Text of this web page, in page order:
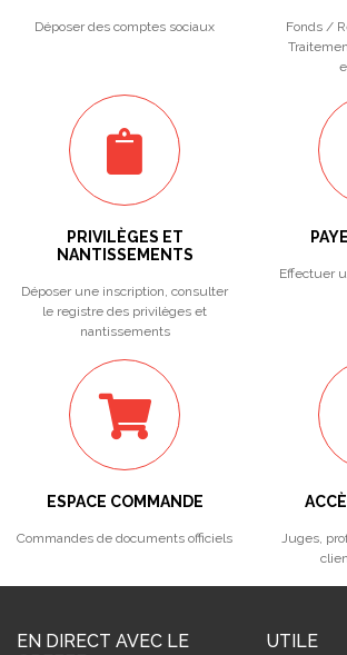
Déposer des comptes sociaux
Fonds /
PRIVILÈGES ET
NANTISSEMENTS
Déposer une inscription, consulter
le registre des privilèges et
nantissements
Effectuer
ESPACE COMMANDE
Commandes de documents officiels
Juges,
EN DIRECT AVEC LE
UTILE